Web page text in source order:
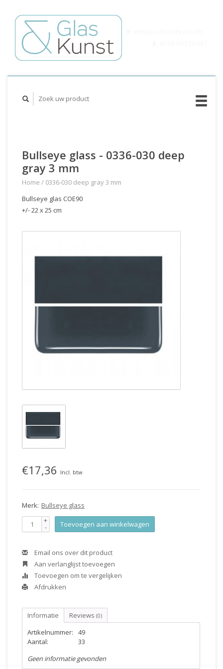
Bullseye glass - 0336-030 deep
gray 3 mm
Home / 0336-030 deep gray 3 mm
Bullseye glas COE90
+/- 22 x 25 cm
€17,36 Incl. btw
Merk: Bullseye glass
+
- Toevoegen aan winkelwagen
Email ons over dit product
Aan verlanglijst toevoegen
Toevoegen om te vergelijken
Afdrukken
Informatie Reviews (0)
Artikelnummer:
49
Aantal:
33
Geen informatie gevonden